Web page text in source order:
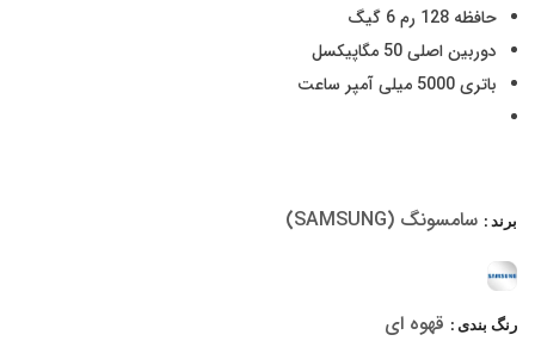
حافظه 128 رم 6 گیگ
دوربین اصلی 50 مگاپیکسل
باتری 5000 میلی آمپر ساعت
برند سامسونگ (SAMSUNG)
رنگ بندی قهوه ای